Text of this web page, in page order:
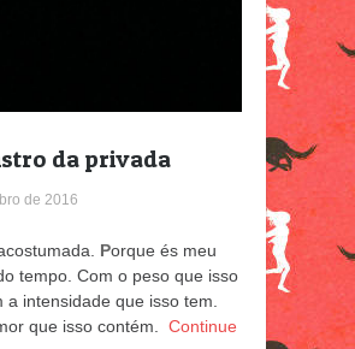
da privada
de 2016
Porque és meu
tempo. Com o peso que isso
a intensidade que isso tem.
que isso contém. Continue